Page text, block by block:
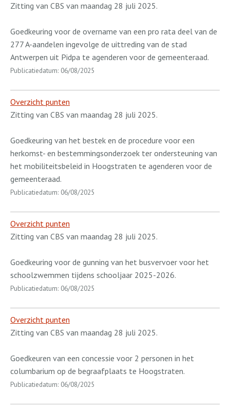
Zitting van CBS van maandag 28 juli 2025.
Goedkeuring voor de overname van een pro rata deel van de
277 A-aandelen ingevolge de uittreding van de stad
Antwerpen uit Pidpa te agenderen voor de gemeenteraad.
Publicatiedatum: 06/08/2025
Overzicht punten
Zitting van CBS van maandag 28 juli 2025.
Goedkeuring van het bestek en de procedure voor een
herkomst- en bestemmingsonderzoek ter ondersteuning van
het mobiliteitsbeleid in Hoogstraten te agenderen voor de
gemeenteraad.
Publicatiedatum: 06/08/2025
Overzicht punten
Zitting van CBS van maandag 28 juli 2025.
Goedkeuring voor de gunning van het busvervoer voor het
schoolzwemmen tijdens schooljaar 2025-2026.
Publicatiedatum: 06/08/2025
Overzicht punten
Zitting van CBS van maandag 28 juli 2025.
Goedkeuren van een concessie voor 2 personen in het
columbarium op de begraafplaats te Hoogstraten.
Publicatiedatum: 06/08/2025